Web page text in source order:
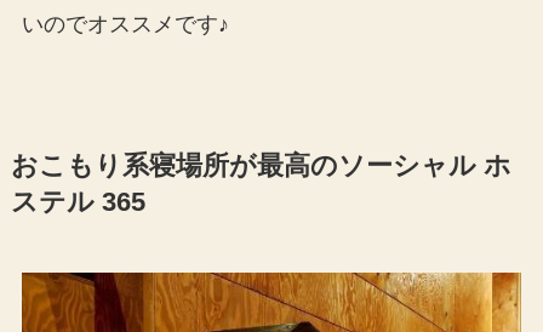
いのでオススメです♪
おこもり系寝場所が最高のソーシャル ホ
ステル 365